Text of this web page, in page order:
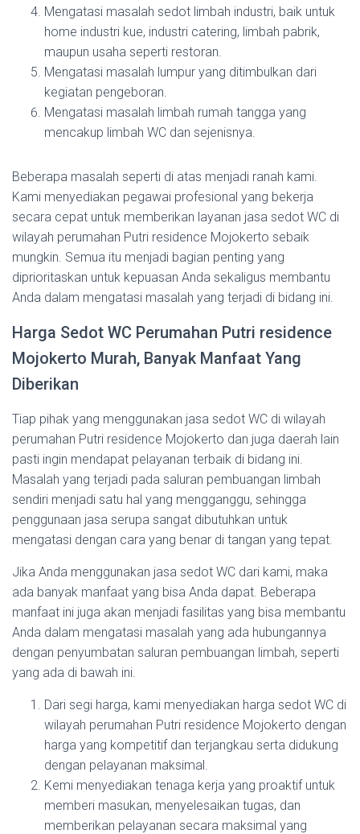
Mengatasi masalah sedot limbah industri, baik untuk
home industri kue, industri catering, limbah pabrik,
maupun usaha seperti restoran.
Mengatasi masalah lumpur yang ditimbulkan dari
kegiatan pengeboran.
Mengatasi masalah limbah rumah tangga yang
mencakup limbah WC dan sejenisnya.
Beberapa masalah seperti di atas menjadi ranah kami.
Kami menyediakan pegawai profesional yang bekerja
secara cepat untuk memberikan layanan jasa sedot WC di
wilayah perumahan Putri residence Mojokerto sebaik
mungkin. Semua itu menjadi bagian penting yang
diprioritaskan untuk kepuasan Anda sekaligus membantu
Anda dalam mengatasi masalah yang terjadi di bidang ini.
Harga Sedot WC Perumahan Putri residence
Mojokerto Murah, Banyak Manfaat Yang
Diberikan
Tiap pihak yang menggunakan jasa sedot WC di wilayah
perumahan Putri residence Mojokerto dan juga daerah lain
pasti ingin mendapat pelayanan terbaik di bidang ini.
Masalah yang terjadi pada saluran pembuangan limbah
sendiri menjadi satu hal yang mengganggu, sehingga
penggunaan jasa serupa sangat dibutuhkan untuk
mengatasi dengan cara yang benar di tangan yang tepat.
Jika Anda menggunakan jasa sedot WC dari kami, maka
ada banyak manfaat yang bisa Anda dapat. Beberapa
manfaat ini juga akan menjadi fasilitas yang bisa membantu
Anda dalam mengatasi masalah yang ada hubungannya
dengan penyumbatan saluran pembuangan limbah, seperti
yang ada di bawah ini.
Dari segi harga, kami menyediakan harga sedot WC di
wilayah perumahan Putri residence Mojokerto dengan
harga yang kompetitif dan terjangkau serta didukung
dengan pelayanan maksimal.
Kemi menyediakan tenaga kerja yang proaktif untuk
memberi masukan, menyelesaikan tugas, dan
memberikan pelayanan secara maksimal yang